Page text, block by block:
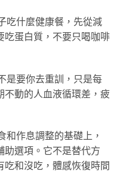
吃什麼健康餐，先從減
吃蛋白質，不要只喝咖啡
是要你去重訓，只是每
不動的人血液循環差，疲
和作息調整的基礎上，
助選項。它不是替代方
和沒吃，體感恢復時間